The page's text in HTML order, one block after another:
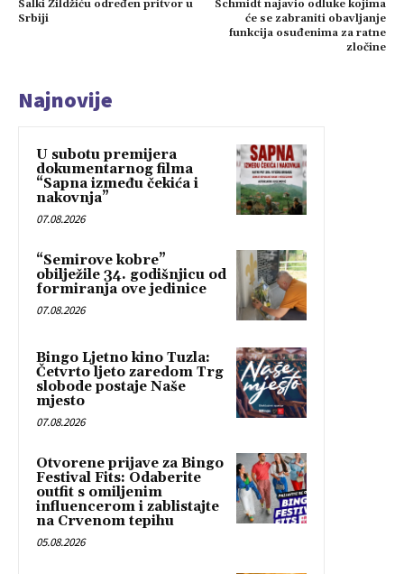
Salki Zildžiću određen pritvor u
Srbiji
Schmidt najavio odluke kojima
će se zabraniti obavljanje
funkcija osuđenima za ratne
zločine
Najnovije
U subotu premijera
dokumentarnog filma
“Sapna između čekića i
nakovnja”
07.08.2026
“Semirove kobre”
obilježile 34. godišnjicu od
formiranja ove jedinice
07.08.2026
Bingo Ljetno kino Tuzla:
Četvrto ljeto zaredom Trg
slobode postaje Naše
mjesto
07.08.2026
Otvorene prijave za Bingo
Festival Fits: Odaberite
outfit s omiljenim
influencerom i zablistajte
na Crvenom tepihu
05.08.2026